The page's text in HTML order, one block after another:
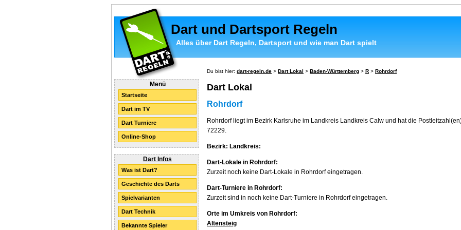
Dart und Dartsport Regeln
Alles über Dart Regeln, Dartsport und wie man Dart spielt
Menü
Startseite
Dart im TV
Dart Turniere
Online-Shop
Dart Infos
Was ist Dart?
Geschichte des Darts
Spielvarianten
Dart Technik
Bekannte Spieler
Du bist hier: dart-regeln.de > Dart Lokal > Baden-Württemberg > R > Rohrdorf
Dart Lokal
Rohrdorf
Rohrdorf liegt im Bezirk Karlsruhe im Landkreis Landkreis Calw und hat die
72229.
Bezirk: Landkreis:
Dart-Lokale in Rohrdorf:
Zurzeit noch keine Dart-Lokale in Rohrdorf eingetragen.
Dart-Turniere in Rohrdorf:
Zurzeit sind in noch keine Dart-Turniere in Rohrdorf eingetragen.
Orte im Umkreis von Rohrdorf:
Altensteig